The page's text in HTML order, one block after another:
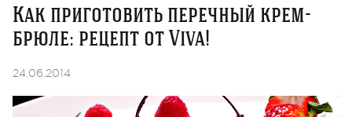
Как приготовить перечный крем-
брюле: рецепт от Viva!
24.06.2014